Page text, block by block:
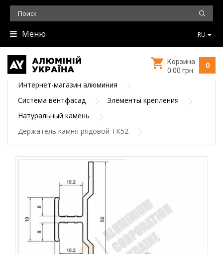
Меню RU
0
Корзина
0.00 грн
Интернет-магазин алюминия
Система вентфасад
Элементы крепления
Натуральный камень
Держатель камня рядовой ТК52